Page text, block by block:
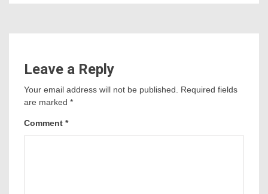
Leave a Reply
Your email address will not be published. Required fields
are marked *
Comment *